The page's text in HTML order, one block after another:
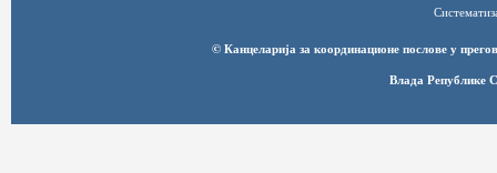
© Канцеларија за координационе послове у
Влада Републике